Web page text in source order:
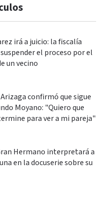
irá a juicio: la fiscalía
el proceso por el
un vecino
confirmó que sigue
Moyano: "Quiero que
para ver a mi pareja"
Hermano interpretará a
en la docuserie sobre su